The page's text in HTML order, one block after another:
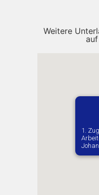
Weitere
1.